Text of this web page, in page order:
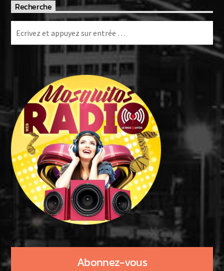
Recherche
Abonnez-vous